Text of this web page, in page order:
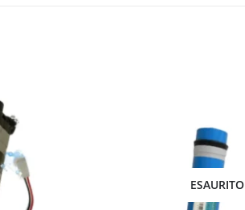
ESAURITO